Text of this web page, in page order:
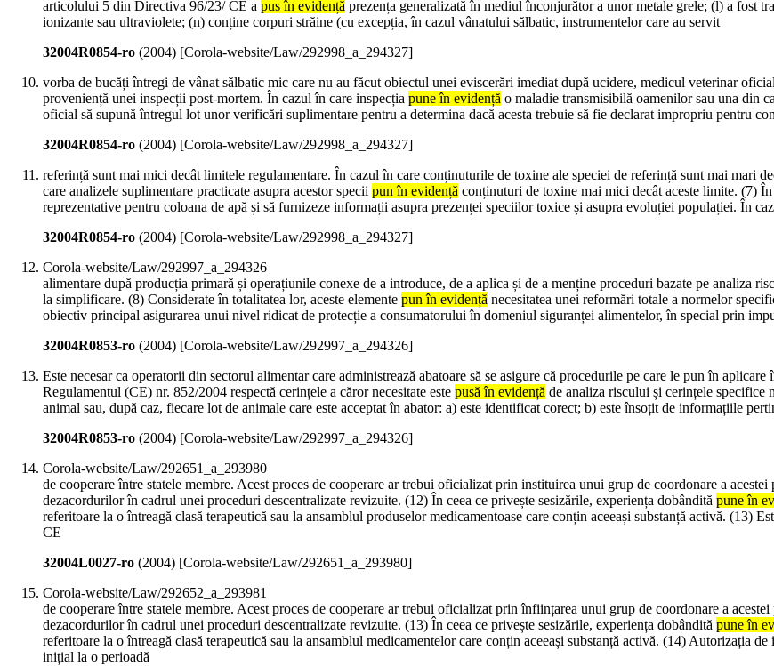
articolului 5 din Directiva 96/23/ CE a pus în evidență prezența generalizată în mediul înconjurător a unor metale grele; (l) a fost
ionizante sau ultraviolete; (n) conține corpuri străine (cu excepția, în cazul vânatului sălbatic, instrumentelor care au servit
32004R0854-ro (2004) [Corola-website/Law/292998_a_294327]
vorba de bucăți întregi de vânat sălbatic mic care nu au făcut obiectul unei eviscerări imediat după ucidere, medicul veterinar
proveniență unei inspecții post-mortem. În cazul în care inspecția pune în evidență o maladie transmisibilă oamenilor sau una din
oficial să supună întregul lot unor verificări suplimentare pentru a determina dacă acesta trebuie să fie declarat impropriu pentru
32004R0854-ro (2004) [Corola-website/Law/292998_a_294327]
referință sunt mai mici decât limitele regulamentare. În cazul în care conținuturile de toxine ale speciei de referință sunt mai mari
care analizele suplimentare practicate asupra acestor specii pun în evidență conținuturi de toxine mai mici decât aceste limite. (7)
reprezentative pentru coloana de apă și să furnizeze informații asupra prezenței speciilor toxice și asupra evoluției populației. În
32004R0854-ro (2004) [Corola-website/Law/292998_a_294327]
Corola-website/Law/292997_a_294326
alimentare după producția primară și operațiunile conexe de a introduce, de a aplica și de a menține proceduri bazate pe analiza
la simplificare. (8) Considerate în totalitatea lor, aceste elemente pun în evidență necesitatea unei reformări totale a normelor
obiectiv principal asigurarea unui nivel ridicat de protecție a consumatorului în domeniul siguranței alimentelor, în special prin
32004R0853-ro (2004) [Corola-website/Law/292997_a_294326]
Este necesar ca operatorii din sectorul alimentar care administrează abatoare să se asigure că procedurile pe care le pun în
Regulamentul (CE) nr. 852/2004 respectă cerințele a căror necesitate este pusă în evidență de analiza riscului și cerințele specifice
animal sau, după caz, fiecare lot de animale care este acceptat în abator: a) este identificat corect; b) este însoțit de informațiile
32004R0853-ro (2004) [Corola-website/Law/292997_a_294326]
Corola-website/Law/292651_a_293980
de cooperare între statele membre. Acest proces de cooperare ar trebui oficializat prin instituirea unui grup de coordonare a
dezacordurilor în cadrul unei proceduri descentralizate revizuite. (12) În ceea ce privește sesizările, experiența dobândită pune în
referitoare la o întreagă clasă terapeutică sau la ansamblul produselor medicamentoase care conțin aceeași substanță activă. (13)
CE
32004L0027-ro (2004) [Corola-website/Law/292651_a_293980]
Corola-website/Law/292652_a_293981
de cooperare între statele membre. Acest proces de cooperare ar trebui oficializat prin înființarea unui grup de coordonare a
dezacordurilor în cadrul unei proceduri descentralizate revizuite. (13) În ceea ce privește sesizările, experiența dobândită pune în
referitoare la o întreagă clasă terapeutică sau la ansamblul medicamentelor care conțin aceeași substanță activă. (14) Autorizația
inițial la o perioadă